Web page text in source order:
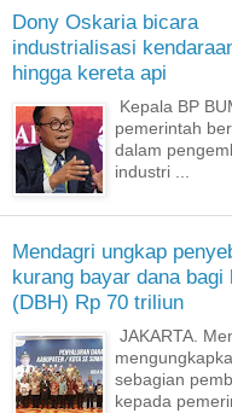
Dony Oskaria bicara
industrialisasi
hingga kereta api
Kepala BP
pemerintah
dalam
industri ...
Mendagri ungkap
kurang bayar dana bagi
(DBH) Rp 70 triliun
JAKARTA.
sebagian
kepada